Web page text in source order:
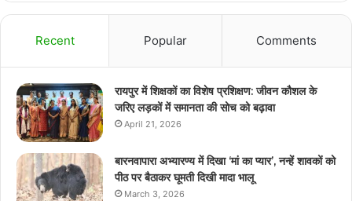
Recent Popular Comments
रायपुर में शिक्षकों का विशेष प्रशिक्षण: जीवन कौशल के
जरिए लड़कों में समानता की सोच को बढ़ावा
April 21, 2026
बारनवापारा अभ्यारण्य में दिखा ‘मां का प्यार’, नन्हें शावकों को
पीठ पर बैठाकर घूमती दिखी मादा भालू
March 3, 2026